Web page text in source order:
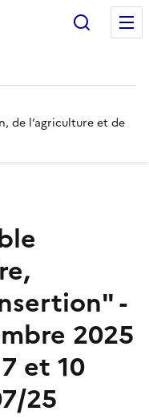
de l’agriculture et de
-
2025
et 10
25